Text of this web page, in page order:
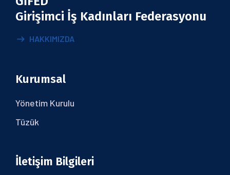
Girişimci İş Kadınları Federasyonu
HAKKIMIZDA
Kurumsal
Yönetim Kurulu
Tüzük
İletişim Bilgileri